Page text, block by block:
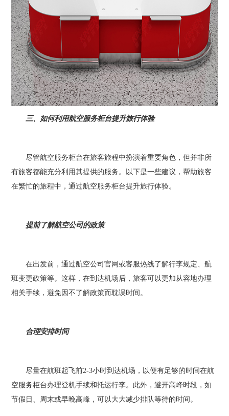
三、如何利用航空服务柜台提升旅行体验
尽管航空服务柜台在旅客旅程中扮演着重要角色，但并非所
有旅客都能充分利用其提供的服务。以下是一些建议，帮助旅客
在繁忙的旅程中，通过航空服务柜台提升旅行体验。
提前了解航空公司的政策
在出发前，通过航空公司官网或客服热线了解行李规定、航
班变更政策等。这样，在到达机场后，旅客可以更加从容地办理
相关手续，避免因不了解政策而耽误时间。
合理安排时间
尽量在航班起飞前2-3小时到达机场，以便有足够的时间在航
空服务柜台办理登机手续和托运行李。此外，避开高峰时段，如
节假日、周末或早晚高峰，可以大大减少排队等待的时间。